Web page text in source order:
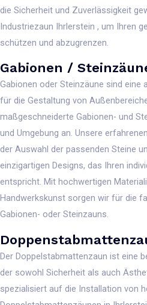
die Sicherheit und Zuverlässigkeit
Industriezaun Ihrlerstein , um Ihren
schützen und abzugrenzen.
Gabionen /
Gabionen oder Steinzäune sind eine
für die Gestaltung von
maßgeschneiderte Gabionen- und
und Umgebung an. Unsere
der Auswahl der passenden Steine
einzigartigen Designs, das Ihren
entspricht. Mit hochwertigen
Handwerkskunst sorgen wir für die
Gabionen- oder Steinzauns.
Der Doppelstabmattenzaun ist eine
der sowohl Sicherheit als auch
spezialisiert auf die Installation von